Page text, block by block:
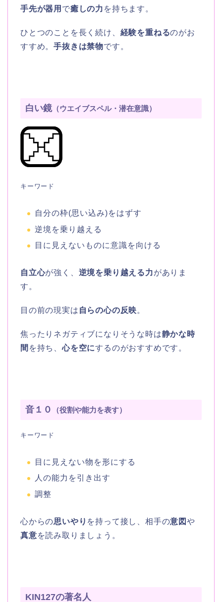
手先が器用 で癒しの力 を持ちます。
ひとつのことを長く続け、 経験を重ねるのがお
すすめ。手抜きは禁物です。
白い鏡（ウエイブスペル・潜在意識）
キーワード
自分の枠(思い込み)をはずす
逆境を乗り越える
目に見えないものに意識を向ける
自立心が強く、 逆境を乗り越える力がありま
す。
目の前の現実は 自らの心の反映。
焦ったりネガティブになりそうな時は静かな時
間 を持ち、心を空にするのがおすすめです。
音１０ （役割や能力を表す）
キーワード
目に見えない物を形にする
人の能力を引き出す
調整
心からの思いやり を持って接し、相手の意図や
真意を読み取りましょう。
KIN127の著名人